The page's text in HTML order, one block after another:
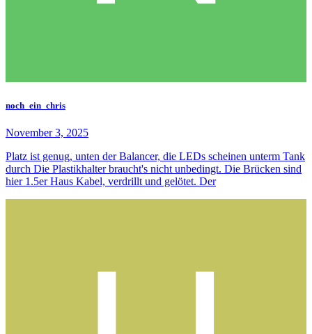
noch_ein_chris
November 3, 2025
Platz ist genug, unten der Balancer, die LEDs scheinen unterm Tank
durch Die Plastikhalter braucht's nicht unbedingt. Die Brücken sind
hier 1.5er Haus Kabel, verdrillt und gelötet. Der